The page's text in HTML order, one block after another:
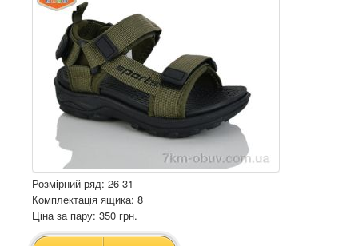
Розмірний ряд: 26-31
Комплектація ящика: 8
Ціна за пару: 350 грн.